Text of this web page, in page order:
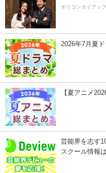
オリコンタイアッ
2026年7月夏
【夏アニメ
芸能界を志す
スクール情報